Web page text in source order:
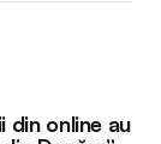
din online au